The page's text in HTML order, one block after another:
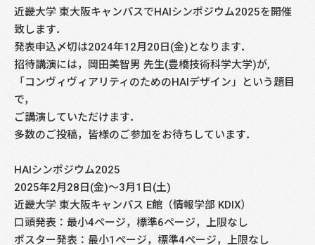
近畿大学 東大阪キャンパスでHAIシンポジウム2025を開催
致します．
発表申込〆切は2024年12月20日(金)となります．
招待講演には，岡田美智男 先生(豊橋技術科学大学)が,
「コンヴィヴィアリティのためのHAIデザイン」という題目
で，
ご講演していただけます．
多数のご投稿，皆様のご参加をお待ちしています．
HAIシンポジウム2025
2025年2月28日(金)～3月1日(土)
近畿大学 東大阪キャンパス E館（情報学部 KDIX）
口頭発表：最小4ページ，標準6ページ，上限なし
ポスター発表：最小1ページ，標準4ページ，上限なし